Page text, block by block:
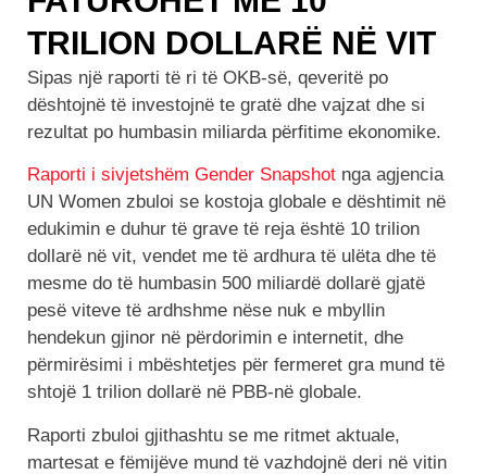
TRILION DOLLARË NË VIT
Sipas një raporti të ri të OKB-së, qeveritë po
dështojnë të investojnë te gratë dhe vajzat dhe si
rezultat po humbasin miliarda përfitime ekonomike.
Raporti i sivjetshëm Gender Snapshot nga agjencia
UN Women zbuloi se kostoja globale e dështimit në
edukimin e duhur të grave të reja është 10 trilion
dollarë në vit, vendet me të ardhura të ulëta dhe të
mesme do të humbasin 500 miliardë dollarë gjatë
pesë viteve të ardhshme nëse nuk e mbyllin
hendekun gjinor në përdorimin e internetit, dhe
përmirësimi i mbështetjes për fermeret gra mund të
shtojë 1 trilion dollarë në PBB-në globale.
Raporti zbuloi gjithashtu se me ritmet aktuale,
martesat e fëmijëve mund të vazhdojnë deri në vitin